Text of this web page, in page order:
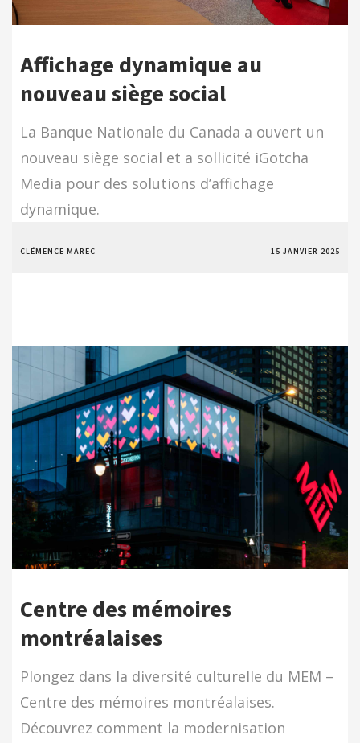
Affichage dynamique au
nouveau siège social
La Banque Nationale du Canada a ouvert un
nouveau siège social et a sollicité iGotcha
Media pour des solutions d’affichage
dynamique.
CLÉMENCE MAREC 15 JANVIER 2025
Centre des mémoires
montréalaises
Plongez dans la diversité culturelle du MEM –
Centre des mémoires montréalaises.
Découvrez comment la modernisation